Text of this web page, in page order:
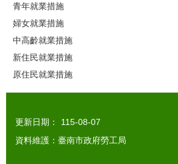
青年就業措施
婦女就業措施
中高齡就業措施
新住民就業措施
原住民就業措施
更新日期：
115-08-07
資料維護：臺南市政府勞工局